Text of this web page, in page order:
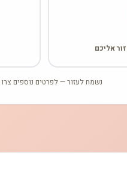
אליכם
נשמח לעזור — לפרטים נוספים